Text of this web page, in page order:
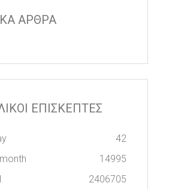
ΑΡΘΡΑ
ΕΠΙΣΚΕΠΤΕΣ
42
14995
2406705